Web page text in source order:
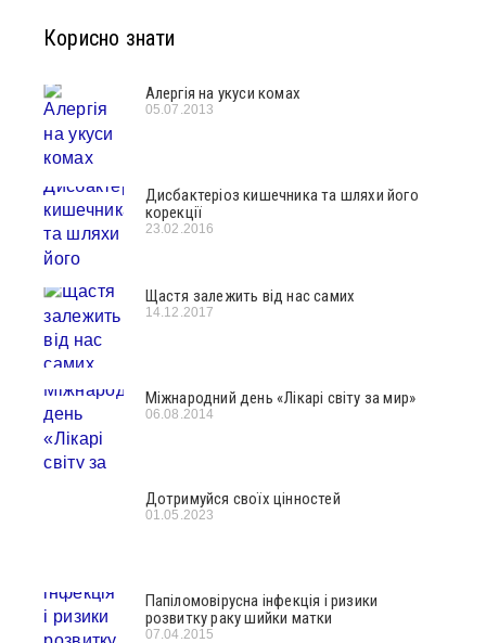
Корисно знати
Алергія на укуси комах
05.07.2013
Дисбактеріоз кишечника та шляхи його
корекції
23.02.2016
Щастя залежить від нас самих
14.12.2017
Міжнародний день «Лікарі світу за мир»
06.08.2014
Дотримуйся своїх цінностей
01.05.2023
Папіломовірусна інфекція і ризики
розвитку раку шийки матки
07.04.2015